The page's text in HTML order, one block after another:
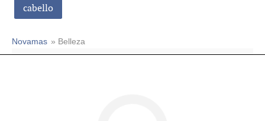
cabello
Novamas » Belleza